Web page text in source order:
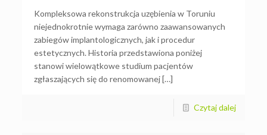
Kompleksowa rekonstrukcja uzębienia w Toruniu
niejednokrotnie wymaga zarówno zaawansowanych
zabiegów implantologicznych, jak i procedur
estetycznych. Historia przedstawiona poniżej
stanowi wielowątkowe studium pacjentów
zgłaszających się do renomowanej […]
Czytaj dalej